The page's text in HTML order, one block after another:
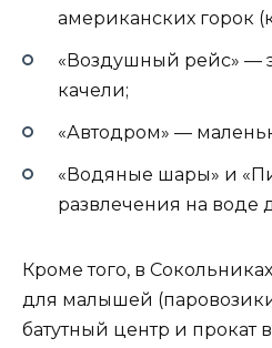
американских горок
«Воздушный рейс» —
качели;
«Автодром» —
«Водяные шары» и
развлечения на воде
Кроме того, в
для малышей
батутный центр и прокат